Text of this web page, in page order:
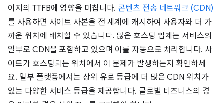
이지의 TTFB에 영향을 미칩니다. 콘텐츠 전송 네트워크 (CDN)
를 사용하면 사이트 사본을 전 세계에 캐시하여 사용자와 더 가
까운 위치에 배치할 수 있습니다. 많은 호스팅 업체는 서비스의
일부로 CDN을 포함하고 있으며 이를 자동으로 처리합니다. 사
이트가 호스팅되는 위치에서 이 문제가 발생하는지 확인하세
요. 일부 플랫폼에서는 상위 유료 등급에 더 많은 CDN 위치가
있는 다양한 서비스 등급을 제공합니다. 글로벌 비즈니스의 경